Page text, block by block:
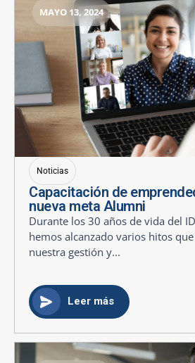
MAYO 13, 2024
Noticias
Capacitación de
nueva meta Alumni
Durante los 30 años de vida del
hemos alcanzado varios hitos
nuestra gestión y...
Leer más